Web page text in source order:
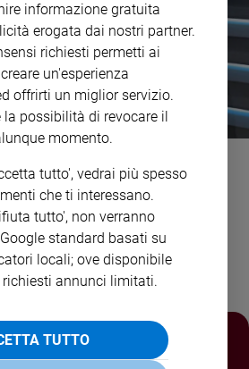
Cristiana raccontato dal
informazione gratuita
erogata dai nostri partner.
richiesti permetti ai
un'esperienza
offrirti un miglior servizio.
possibilità di revocare il
momento.
tutto', vedrai più spesso
che ti interessano.
tutto', non verranno
standard basati su
locali; ove disponibile
richiesti annunci limitati.
TUTTO